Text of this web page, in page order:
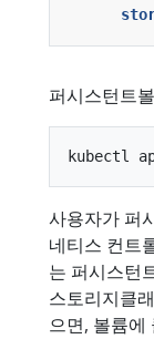
퍼시스턴트
사용자가 퍼
네티스 컨트
는 퍼시스턴
스토리지클
으면, 볼륨에